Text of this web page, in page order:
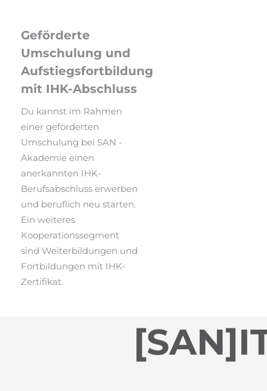
Geförderte
Umschulung und
Aufstiegsfortbildung
mit IHK-Abschluss
Du kannst im Rahmen
einer geförderten
Umschulung bei SAN -
Akademie einen
anerkannten IHK-
Berufsabschluss erwerben
und beruflich neu starten.
Ein weiteres
Kooperationssegment
sind Weiterbildungen und
Fortbildungen mit IHK-
Zertifikat.